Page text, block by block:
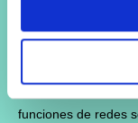
a
b
Esta página web
funciones de redes